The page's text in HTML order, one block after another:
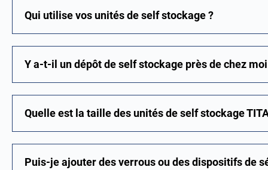
Qui utilise vos unités de self stockage ?
Y a-t-il un dépôt de self stockage près de chez
Quelle est la taille des unités de self stockage
Puis-je ajouter des verrous ou des dispositifs de